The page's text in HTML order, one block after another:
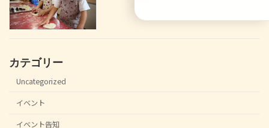
カテゴリー
Uncategorized
イベント
イベント告知